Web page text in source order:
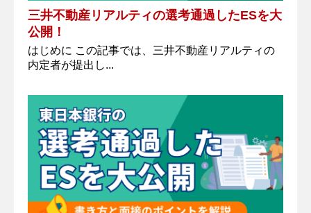
三井不動産リアルティの選考通過したESを大
公開！
はじめに この記事では、三井不動産リアルティの
内定者が提出し...